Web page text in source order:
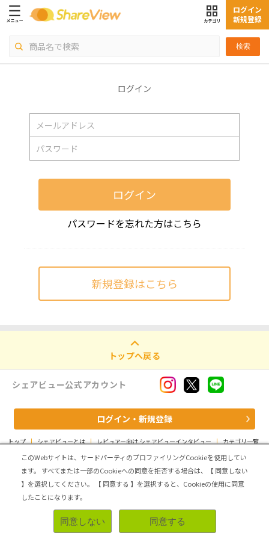
検索
ログイン
新規登録
ログイン
ログイン
パスワードを忘れた方はこちら
新規登録はこちら
トップへ戻る
シェアビュー公式アカウント
ログイン・新規登録
トップ | シェアビューとは | レビュアー向け シェアビューインタビュー | カテゴリ一覧
運営会社 | 個人情報の取扱いについて | 利用規約 サイトマップ
Copyright (C) ASMARQ Co.,Ltd. All Rights Reserved.
このWebサイトは、サードパーティのプロファイリングCookieを使用してい
ます。
すべてまたは一部のCookieへの同意を拒否する場合は、【 同意しない
】を選択してください。
【 同意する 】を選択すると、Cookieの使用に同意
したことになります。
同意しない 同意する